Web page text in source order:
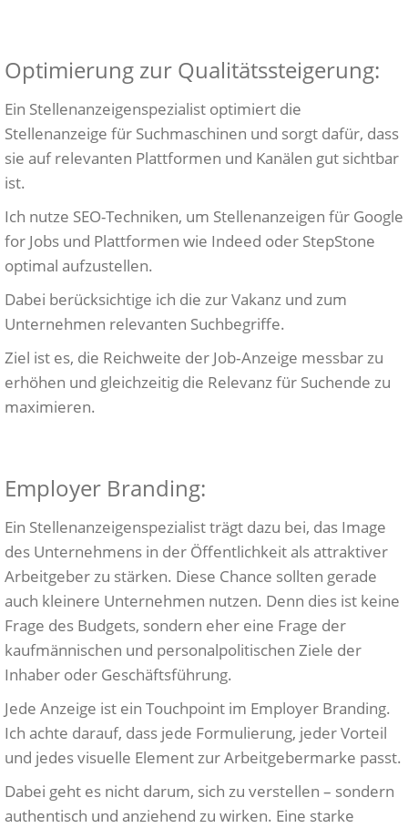
Optimierung zur Qualitätssteigerung:
Ein Stellenanzeigenspezialist optimiert die
Stellenanzeige für Suchmaschinen und sorgt dafür, dass
sie auf relevanten Plattformen und Kanälen gut sichtbar
ist.
Ich nutze SEO-Techniken, um Stellenanzeigen für Google
for Jobs und Plattformen wie Indeed oder StepStone
optimal aufzustellen.
Dabei berücksichtige ich die zur Vakanz und zum
Unternehmen relevanten Suchbegriffe.
Ziel ist es, die Reichweite der Job‑Anzeige messbar zu
erhöhen und gleichzeitig die Relevanz für Suchende zu
maximieren.
Employer Branding:
Ein Stellenanzeigenspezialist trägt dazu bei, das Image
des Unternehmens in der Öffentlichkeit als attraktiver
Arbeitgeber zu stärken. Diese Chance sollten gerade
auch kleinere Unternehmen nutzen. Denn dies ist keine
Frage des Budgets, sondern eher eine Frage der
kaufmännischen und personalpolitischen Ziele der
Inhaber oder Geschäftsführung.
Jede Anzeige ist ein Touchpoint im Employer Branding.
Ich achte darauf, dass jede Formulierung, jeder Vorteil
und jedes visuelle Element zur Arbeitgebermarke passt.
Dabei geht es nicht darum, sich zu verstellen – sondern
authentisch und anziehend zu wirken. Eine starke